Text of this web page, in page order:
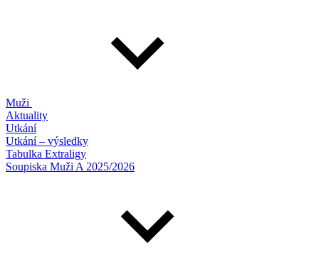
Muži
Aktuality
Utkání
Utkání – výsledky
Tabulka Extraligy
Soupiska Muži A 2025/2026